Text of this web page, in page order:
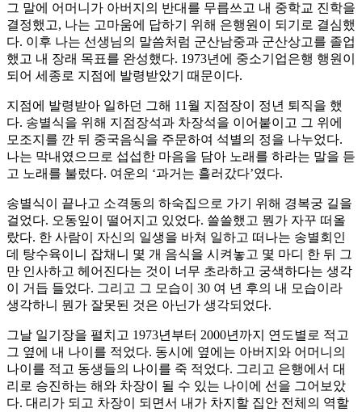
그 말에 어머니가 아버지의 반대를 무릅쓰고 내 중학교 진학을
결정했고, 나는 고마움에 답하기 위해 은행원이 되기로 결심했
다. 이후 나는 선생님의 말씀처럼 군산남중과 군산상고를 졸업
했고 내 장래 목표를 완성했다. 1973년에 중소기업은행 행원이
되어 세종로 지점에 발령받았기 때문이다.
지점에 발령받아 일하던 그해 11월 지점장이 정년 퇴직을 했
다. 송별식을 위해 지점장석과 차장석을 이어붙이고 그 위에
모조지를 깐 뒤 중국음식을 주문하여 석별의 정을 나누었다.
나는 막내였으므로 섭섭한 마음을 담아 노래를 하라는 말을 듣
고 노래를 불렀다. 여운의 ‘과거는 흘러갔다’였다.
송별식이 끝나고 소격동의 하숙집으로 가기 위해 경복궁 길을
걸었다. 오동잎이 떨어지고 있었다. 쓸쓸했고 뭔가 자꾸 떠올
랐다. 한 사람이 자신의 일생을 바쳐 일하고 떠나는 송별회인
데 탕수육이니 잡채니 몇 개 음식을 시켜놓고 몇 마디 한 뒤 그
만 인사하고 헤어진다는 것이 너무 초라하고 궁색하다는 생각
이 거듭 들었다. 그리고 그 모습이 30 여 년 후의 내 모습이라
생각하니 뭔가 잘못된 것은 아닌가 생각되었다.
그날 일기장을 펼치고 1973년부터 2000년까지 연도별로 적고
그 옆에 내 나이를 적었다. 동시에 옆에는 아버지와 어머니의
나이를 적고 동생들의 나이를 죽 적었다. 그리고 은행에서 대
리로 승진하는 해와 차장이 될 수 있는 나이에 선을 그어보았
다. 대리가 되고 차장이 되면서 내가 차지할 집안 전체의 역할